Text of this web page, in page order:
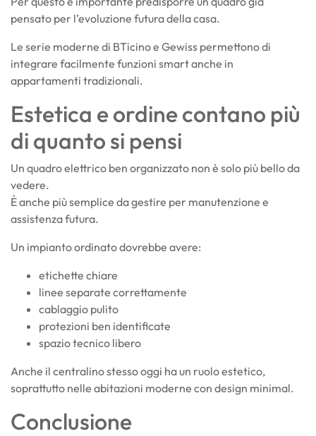
pensato per l’evoluzione futura della casa.
Le serie moderne di BTicinoe Gewiss permettono di
integrare facilmente funzioni smart anche in
appartamenti tradizionali.
Estetica e ordine contano più
di quanto si pensi
Un quadro elettrico ben organizzato non è solo più bello da
vedere.
È anche più semplice da gestire per manutenzione e
assistenza futura.
Un impianto ordinato dovrebbe avere:
etichette chiare
linee separate correttamente
cablaggio pulito
protezioni ben identificate
spazio tecnico libero
Anche il centralino stesso oggi ha un ruolo estetico,
soprattutto nelle abitazioni moderne con design minimal.
Conclusione